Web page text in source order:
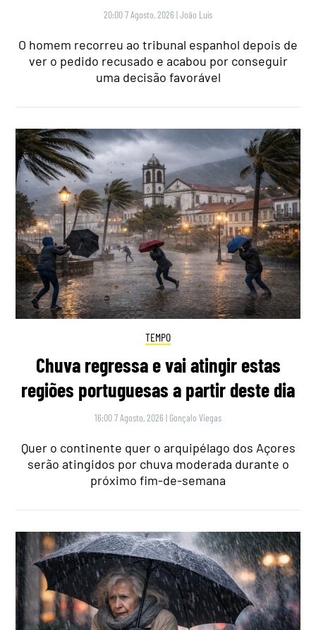
20:00 7 Agosto, 2026 |João Luís
O homem recorreu ao tribunal espanhol depois de
ver o pedido recusado e acabou por conseguir
uma decisão favorável
TEMPO
Chuva regressa e vai atingir estas
regiões portuguesas a partir deste dia
16:00 7 Agosto, 2026 | Gonçalo Viegas
Quer o continente quer o arquipélago dos Açores
serão atingidos por chuva moderada durante o
próximo fim-de-semana